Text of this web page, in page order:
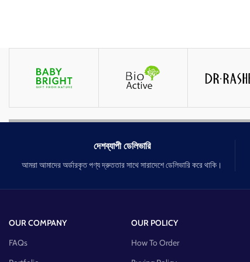
দেশব্যাপী ডেলিভারি
আমরা আমাদের অর্ডারকৃত পণ্য দ্রুততার সাথে সারাদেশে ডেলিভারি করে থাকি।
OUR COMPANY
FAQs
OUR POLICY
How To Order